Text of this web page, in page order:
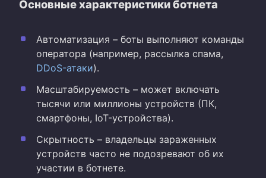
Основные характеристики ботнета
Автоматизация – боты выполняют команды
оператора (например, рассылка спама,
DDoS-атаки).
Масштабируемость – может включать
тысячи или миллионы устройств (ПК,
смартфоны, IoT-устройства).
Скрытность – владельцы зараженных
устройств часто не подозревают об их
участии в ботнете.